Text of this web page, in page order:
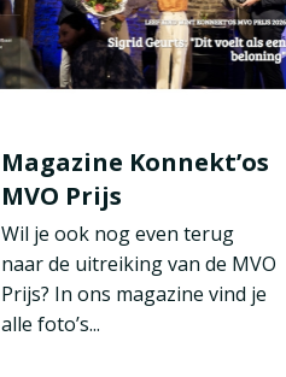
Magazine Konnekt’os
MVO Prijs
Wil je ook nog even terug
naar de uitreiking van de MVO
Prijs? In ons magazine vind je
alle foto’s...